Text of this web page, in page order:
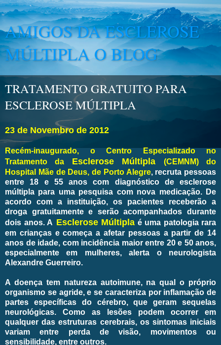
AMIGOS DA ESCLEROSE
MÚLTIPLA O BLOG
TRATAMENTO GRATUITO PARA
ESCLEROSE MÚLTIPLA
23 de Novembro de 2012
Recém-inaugurado, o Centro Especializado no
Tratamento da Esclerose Múltipla
(CEMNM) do
Hospital Mãe de Deus, de Porto Alegre, recruta pessoas
entre 18 e 55 anos com diagnóstico de esclerose
múltipla para uma pesquisa com nova medicação. De
acordo com a instituição, os pacientes receberão a
droga gratuitamente e serão acompanhados durante
dois anos. A Esclerose Múltipla é uma patologia rara
em crianças e começa a afetar pessoas a partir de 14
anos de idade, com incidência maior entre 20 e 50 anos,
especialmente em mulheres, alerta o neurologista
Alexandre Guerreiro.
A doença tem natureza autoimune, na qual o próprio
organismo se agride, e se caracteriza por inflamação de
partes específicas do cérebro, que geram sequelas
neurológicas. Como as lesões podem ocorrer em
qualquer das estruturas cerebrais, os sintomas iniciais
variam entre perda de visão, movimentos ou
sensibilidade, entre outros.